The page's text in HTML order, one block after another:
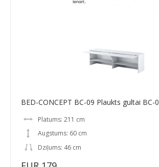
BED-CONCEPT BC-09 Plaukts gultai BC-
Platums: 211 cm
Augstums: 60 cm
Dziļums: 46 cm